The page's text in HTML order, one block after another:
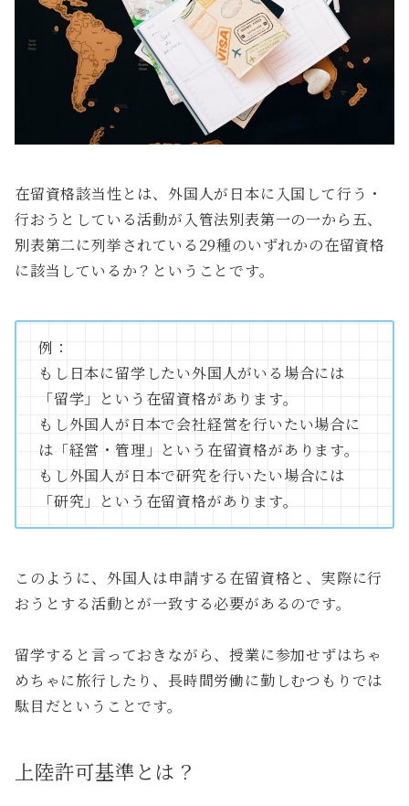
在留資格該当性とは、外国人が日本に入国して行う・
行おうとしている活動が入管法別表第一の一から五、
別表第二に列挙されている29種のいずれかの在留資格
に該当しているか？ということです。
例：
もし日本に留学したい外国人がいる場合には
「留学」という在留資格があります。
もし外国人が日本で会社経営を行いたい場合に
は「経営・管理」という在留資格があります。
もし外国人が日本で研究を行いたい場合には
「研究」という在留資格があります。
このように、外国人は申請する在留資格と、実際に行
おうとする活動とが一致する必要があるのです。
留学すると言っておきながら、授業に参加せずはちゃ
めちゃに旅行したり、長時間労働に勤しむつもりでは
駄目だということです。
上陸許可基準とは？